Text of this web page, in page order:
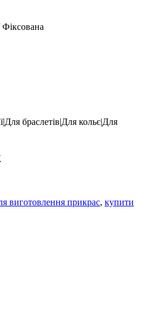
Фіксована
браслетів|Для кольє|Для
виготовлення прикрас, купити